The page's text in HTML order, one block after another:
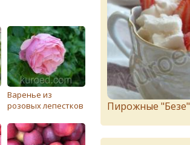
Варенье из
розовых лепестков
Пирожныe "Бeзe"